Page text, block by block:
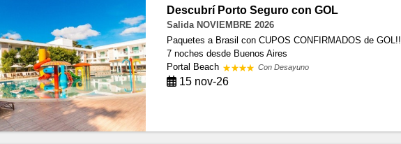
Descubrí Porto Seguro con GOL
Salida NOVIEMBRE 2026
Paquetes a Brasil con CUPOS CONFIRMADOS de GOL!!
7 noches desde Buenos Aires
Portal Beach
Con Desayuno
15 nov-26